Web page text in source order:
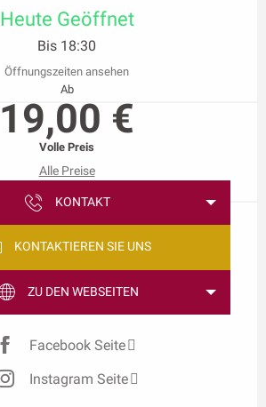
Heute Geöffnet
Bis 18:30
Öffnungszeiten ansehen
Ab
19,00 €
Volle Preis
Alle Preise
KONTAKT
KONTAKTIEREN SIE UNS
ZU DEN WEBSEITEN
Facebook Seite
Instagram Seite